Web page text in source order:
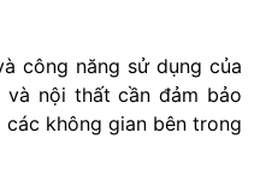
công năng sử dụng của
nội thất cần đảm bảo
không gian bên trong